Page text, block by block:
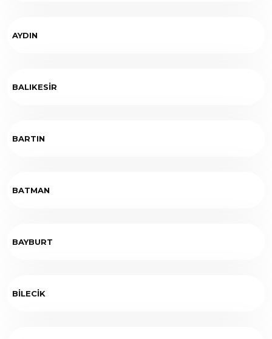
AYDIN
BALIKESİR
BARTIN
BATMAN
BAYBURT
BİLECİK